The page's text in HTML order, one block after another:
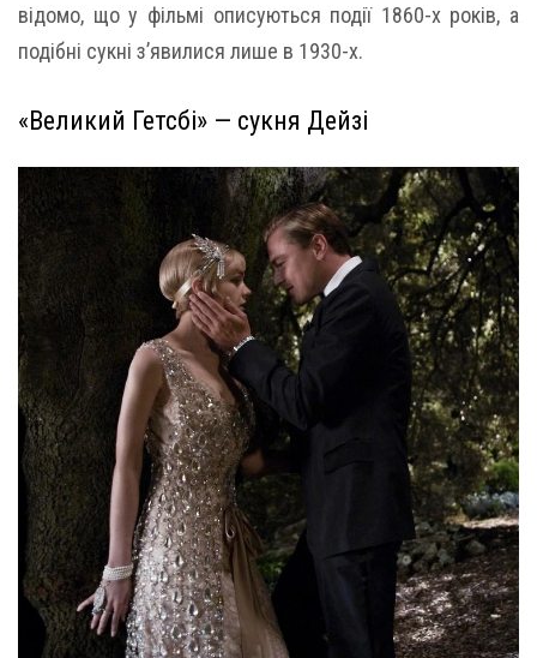
відомо, що у фільмі описуються події 1860-х років, а
подібні сукні з’явилися лише в 1930-х.
«Великий Гетсбі» — сукня Дейзі